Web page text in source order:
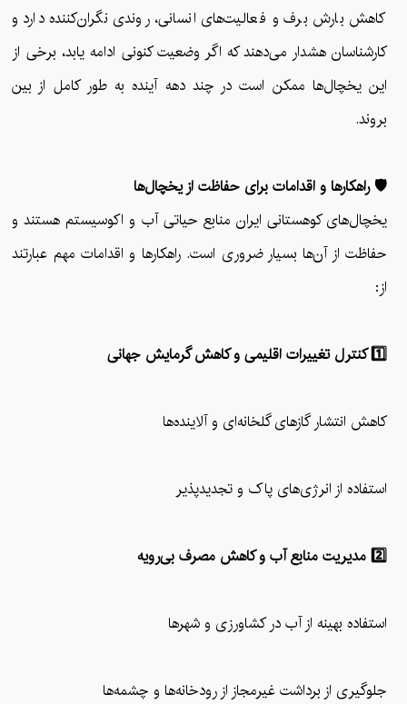
کاهش بارش برف و فعالیت‌های انسانی، روندی نگران‌کننده دارد و
کارشناسان هشدار می‌دهند که اگر وضعیت کنونی ادامه یابد، برخی از
این یخچال‌ها ممکن است در چند دهه آینده به طور کامل از بین
بروند.
🛡️ راهکارها و اقدامات برای حفاظت از یخچال‌ها
یخچال‌های کوهستانی ایران منابع حیاتی آب و اکوسیستم هستند و
حفاظت از آن‌ها بسیار ضروری است. راهکارها و اقدامات مهم عبارتند
از:
1️⃣ کنترل تغییرات اقلیمی و کاهش گرمایش جهانی
کاهش انتشار گازهای گلخانه‌ای و آلاینده‌ها
استفاده از انرژی‌های پاک و تجدیدپذیر
2️⃣ مدیریت منابع آب و کاهش مصرف بی‌رویه
استفاده بهینه از آب در کشاورزی و شهرها
جلوگیری از برداشت غیرمجاز از رودخانه‌ها و چشمه‌ها